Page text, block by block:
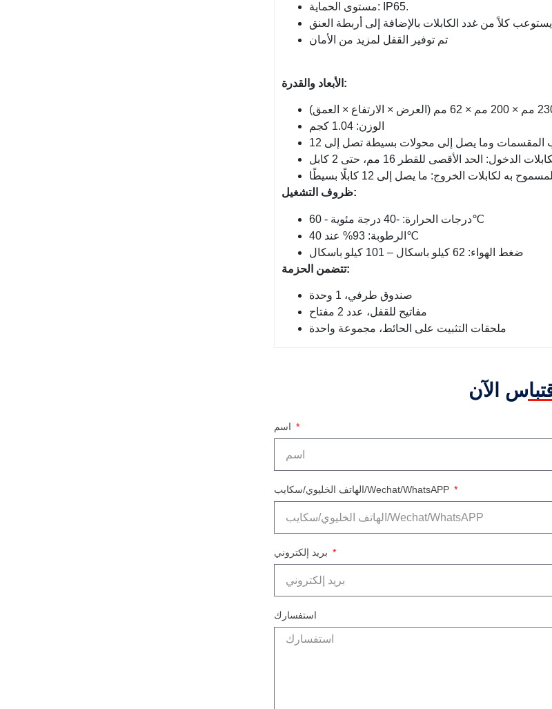
مستوى الحماية: IP65.
يستوعب كلاً من غدد الكابلات بالإضافة إلى أربطة العنق
تم توفير القفل لمزيد من الأمان
الأبعاد والقدرة:
ظروف التشغيل:
درجات الحرارة: -40 درجة مئوية - 60℃
الرطوبة: 93% عند 40℃
تتضمن الحزمة:
ملحقات التثبيت على الحائط، مجموعة واحدة
الهاتف الخليوي/سكايب/Wechat/WhatsAPP
استفسارك